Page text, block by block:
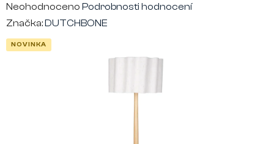
Průměrné
hodnocení
produktu
Neohodnoceno Podrobnosti hodnocení
Značka:DUTCHBONE
NOVINKA